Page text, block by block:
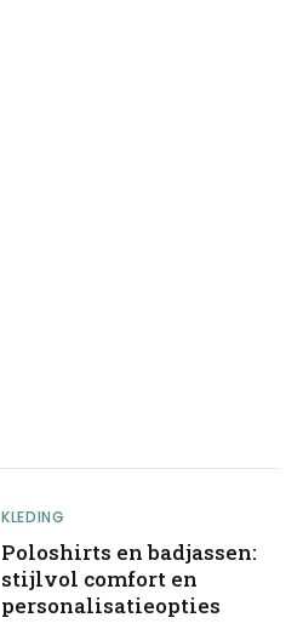
KLEDING
Poloshirts en badjassen:
stijlvol comfort en
personalisatieopties